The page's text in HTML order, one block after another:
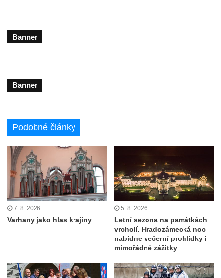
Banner
Banner
Podobné články
7. 8. 2026
Varhany jako hlas krajiny
5. 8. 2026
Letní sezona na památkách
vrcholí. Hradozámecká noc
nabídne večerní prohlídky i
mimořádné zážitky